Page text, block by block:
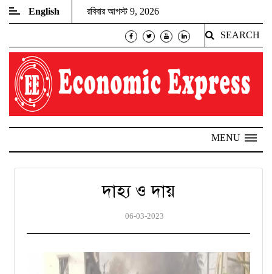
English রবিবার আগস্ট 9, 2026
SEARCH
MENU
দাহ্য ও দায়
06-03-2023